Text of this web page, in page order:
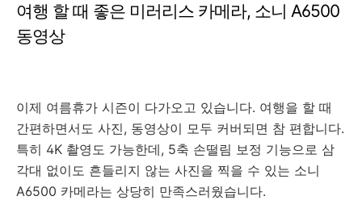
큐
여행 할 때 좋은 미러리스 카메라, 소니 A6500
동영상
이제 여름휴가 시즌이 다가오고 있습니다. 여행을 할 때
간편하면서도 사진, 동영상이 모두 커버되면 참 편합니다.
특히 4K 촬영도 가능한데, 5축 손떨림 보정 기능으로 삼
각대 없이도 흔들리지 않는 사진을 찍을 수 있는 소니
A6500 카메라는 상당히 만족스러웠습니다.